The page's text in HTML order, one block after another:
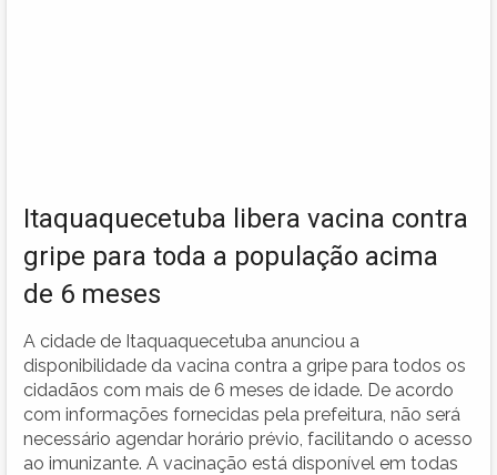
Itaquaquecetuba libera vacina contra
gripe para toda a população acima
de 6 meses
A cidade de Itaquaquecetuba anunciou a
disponibilidade da vacina contra a gripe para todos os
cidadãos com mais de 6 meses de idade. De acordo
com informações fornecidas pela prefeitura, não será
necessário agendar horário prévio, facilitando o acesso
ao imunizante. A vacinação está disponível em todas